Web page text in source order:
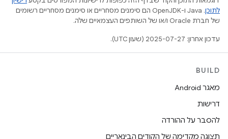
לתוכן
.‏ Java ו-OpenJDK הם סימנים מסחריים או סימנים מסחריים רשומים
של חברת Oracle ו/או של השותפים העצמאיים שלה.
עדכון אחרון: 2025-07-27 (שעון UTC).
BUILD
מאגר Android
דרישות
להסבר על ההורדה
תצוגה מקדימה של הקודים הבינאריים